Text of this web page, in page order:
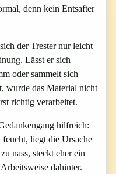
denn kein Entsafter
der Trester nur leicht
Lässt er sich
oder sammelt sich
wurde das Material nicht
richtig verarbeitet.
hilfreich:
liegt die Ursache
nass, steckt eher ein
dahinter.